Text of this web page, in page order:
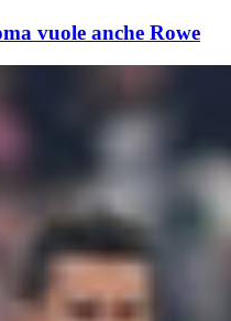
vuole anche Rowe